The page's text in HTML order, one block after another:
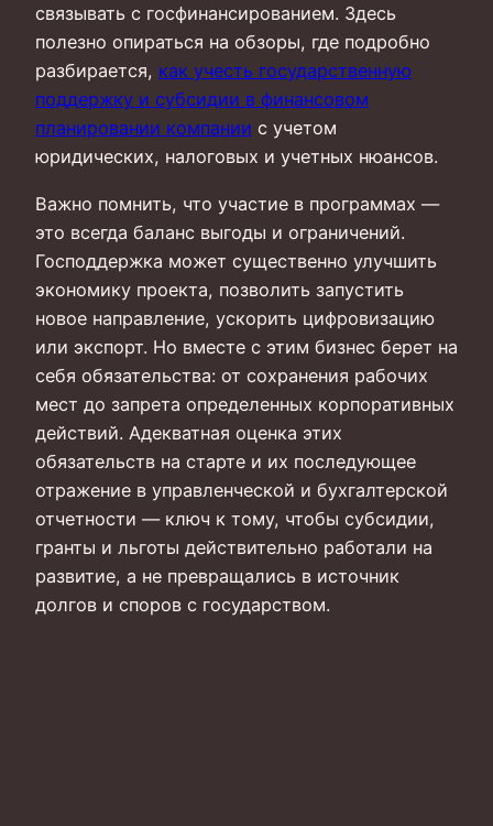
связывать с госфинансированием. Здесь
полезно опираться на обзоры, где подробно
разбирается, как учесть государственную
поддержку и субсидии в финансовом
планировании компании с учетом
юридических, налоговых и учетных нюансов.
Важно помнить, что участие в программах —
это всегда баланс выгоды и ограничений.
Господдержка может существенно улучшить
экономику проекта, позволить запустить
новое направление, ускорить цифровизацию
или экспорт. Но вместе с этим бизнес берет на
себя обязательства: от сохранения рабочих
мест до запрета определенных корпоративных
действий. Адекватная оценка этих
обязательств на старте и их последующее
отражение в управленческой и бухгалтерской
отчетности — ключ к тому, чтобы субсидии,
гранты и льготы действительно работали на
развитие, а не превращались в источник
долгов и споров с государством.